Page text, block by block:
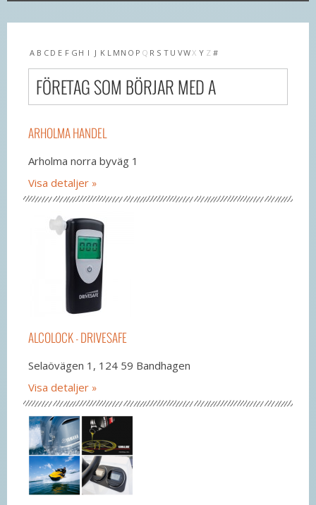
A B C D E F G H I J K L M N O P Q R S T U VWX Y Z #
FÖRETAG SOM BÖRJAR MED A
ARHOLMA HANDEL
Arholma norra byväg 1
Visa detaljer
ALCOLOCK - DRIVESAFE
Selaövägen 1, 124 59 Bandhagen
Visa detaljer